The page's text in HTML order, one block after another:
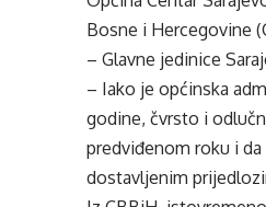
Bosne i Hercegovine
– Glavne jedinice
– Iako je općinska
godine, čvrsto i
predviđenom roku i
dostavljenim